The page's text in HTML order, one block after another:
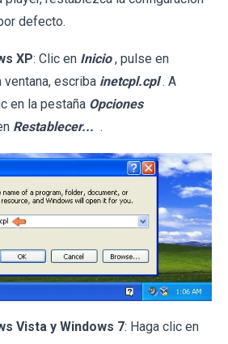
defecto.
XP: Clic en Inicio , pulse en
ventana, escriba inetcpl.cpl . A
en la pestaña Opciones
Restablecer... .
Vista y Windows 7: Haga clic en